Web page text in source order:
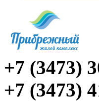
+7 (3473)
+7 (3473)